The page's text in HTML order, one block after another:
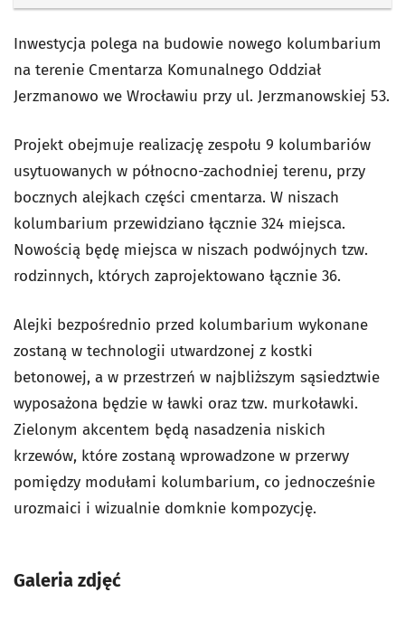
Inwestycja polega na budowie nowego kolumbarium
na terenie Cmentarza Komunalnego Oddział
Jerzmanowo we Wrocławiu przy ul. Jerzmanowskiej 53.
Projekt obejmuje realizację zespołu 9 kolumbariów
usytuowanych w północno-zachodniej terenu, przy
bocznych alejkach części cmentarza. W niszach
kolumbarium przewidziano łącznie 324 miejsca.
Nowością będę miejsca w niszach podwójnych tzw.
rodzinnych, których zaprojektowano łącznie 36.
Alejki bezpośrednio przed kolumbarium wykonane
zostaną w technologii utwardzonej z kostki
betonowej, a w przestrzeń w najbliższym sąsiedztwie
wyposażona będzie w ławki oraz tzw. murkoławki.
Zielonym akcentem będą nasadzenia niskich
krzewów, które zostaną wprowadzone w przerwy
pomiędzy modułami kolumbarium, co jednocześnie
urozmaici i wizualnie domknie kompozycję.
Galeria zdjęć